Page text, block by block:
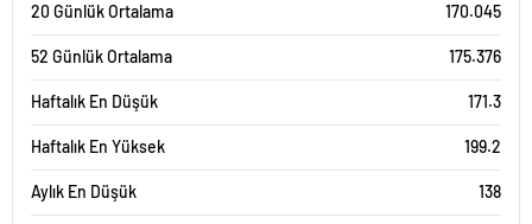
20 Günlük Ortalama 170.045
52 Günlük Ortalama 175.376
Haftalık En Düşük 171.3
Haftalık En Yüksek 199.2
Aylık En Düşük 138